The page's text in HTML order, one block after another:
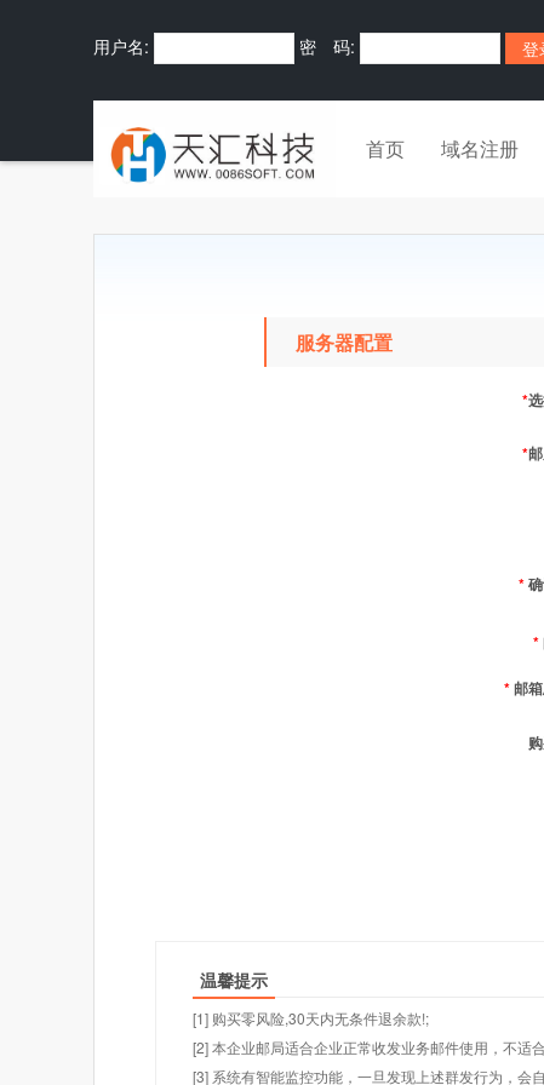
用户名: 密 码:
首页 域名注册
服务器配置
*
*
*
*
*邮
温馨提示
[1] 购买零风险,30天内无条件退余款!;
[2] 本企业邮局适合企业正常收发业务邮件使用，不适
[3] 系统有智能监控功能，一旦发现上述群发行为，会